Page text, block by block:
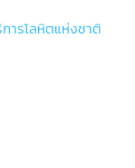
ารโลหิตแห่งชาติ